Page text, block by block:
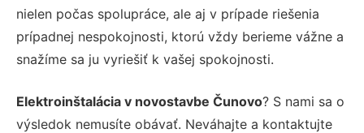
nielen počas spolupráce, ale aj v prípade riešenia
prípadnej nespokojnosti, ktorú vždy berieme vážne a
snažíme sa ju vyriešiť k vašej spokojnosti.
Elektroinštalácia v novostavbe Čunovo? S nami sa o
výsledok nemusíte obávať. Neváhajte a kontaktujte